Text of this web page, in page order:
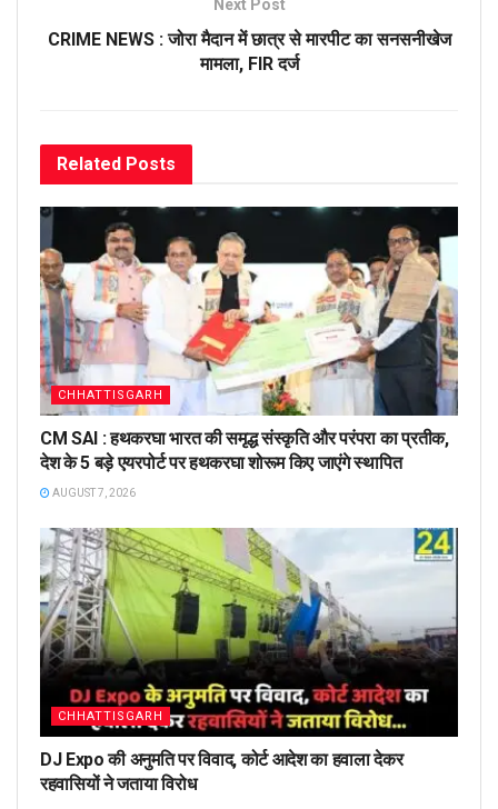
Next Post
CRIME NEWS : जोरा मैदान में छात्र से मारपीट का सनसनीखेज
मामला, FIR दर्ज
Related Posts
CHHATTISGARH
CM SAI : हथकरघा भारत की समृद्ध संस्कृति और परंपरा का प्रतीक,
देश के 5 बड़े एयरपोर्ट पर हथकरघा शोरूम किए जाएंगे स्थापित
AUGUST 7, 2026
CHHATTISGARH
DJ Expo की अनुमति पर विवाद, कोर्ट आदेश का हवाला देकर
रहवासियों ने जताया विरोध